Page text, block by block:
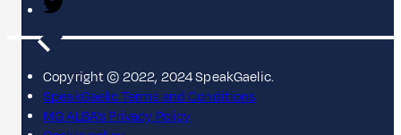
Copyright © 2022, 2024 SpeakGaelic.
SpeakGaelic Terms and Conditions
MG ALBA's Privacy Policy